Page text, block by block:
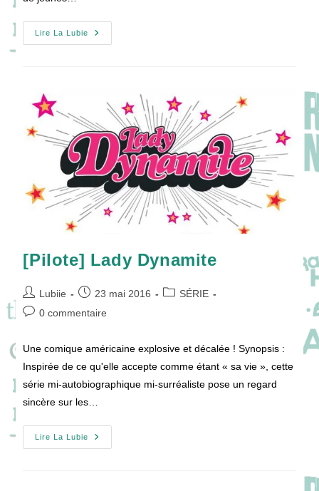
Lire La Lubie
[Pilote]
I
[Pilote] Lady Dynamite
Auteur/autrice
de
Lubiie
Publication
publiée :
23 mai 2016
PostSÉRIE
Commentaires
publication :
0 commentaire
Une comique américaine explosive et décalée ! Synopsis :
Inspirée de ce qu'elle accepte comme étant « sa vie », cette
série mi-autobiographique mi-surréaliste pose un regard
sincère sur les…
Lire La Lubie
[Pilote]
Lady